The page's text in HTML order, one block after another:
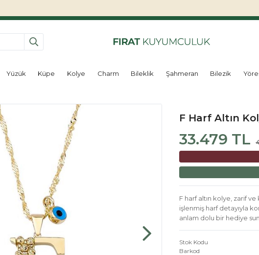
Yüzük Küpe Kolye Charm Bileklik Şahmeran Bilezik
F Harf Altın
33.479 TL
F harf altın kolye, zarif
işlenmiş harf detayıyla
anlam dolu bir hediye
Stok Kodu
Barkod